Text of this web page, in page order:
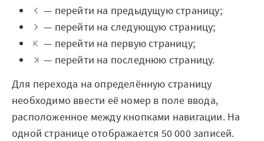
Генеральная уборка данных
Рецепт продвинутой аналитики
На высоту enterprise-аналитики
О компании
Контакты
— перейти на предыдущую страницу;
— перейти на следующую страницу;
— перейти на первую страницу;
— перейти на последнюю страницу.
Для перехода на определённую страницу
необходимо ввести её номер в поле ввода,
расположенное между кнопками навигации. На
одной странице отображается 50 000 записей.